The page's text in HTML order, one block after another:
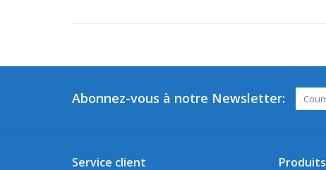
Abonnez-vous à notre Newsletter:
Service client Produits